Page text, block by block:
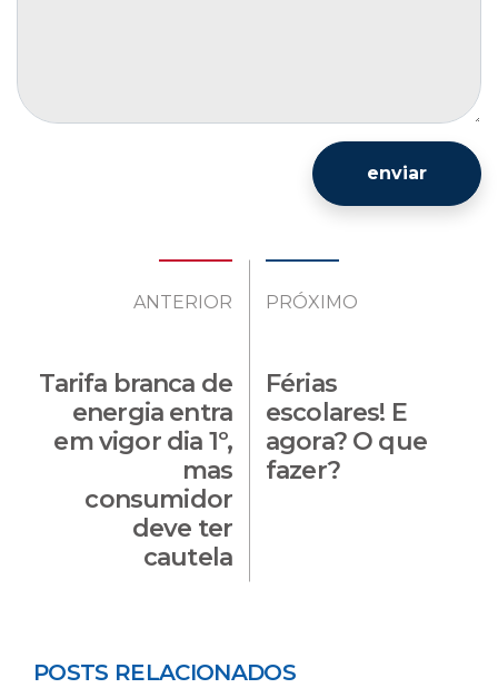
enviar
ANTERIOR
Tarifa branca de
energia entra
em vigor dia 1º,
mas
consumidor
deve ter
cautela
PRÓXIMO
Férias
escolares! E
agora? O que
fazer?
POSTS RELACIONADOS